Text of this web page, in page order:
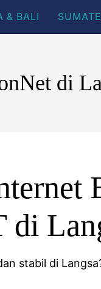
& BALI
di
di
stabil di